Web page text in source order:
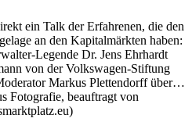
ein Talk der Erfahrenen, die den
an den Kapitalmärkten haben:
Legende Dr. Jens Ehrhardt
von der Volkswagen-Stiftung
Markus Plettendorff über…
Fotografie, beauftragt von